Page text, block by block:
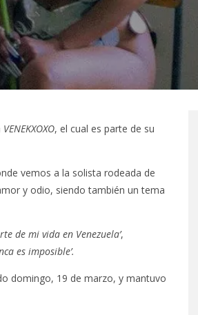
VENEKXOXO, el cual es parte de su
vemos a la solista rodeada de
y odio, siendo también un tema
de mi vida en Venezuela’,
es imposible’.
domingo, 19 de marzo, y mantuvo